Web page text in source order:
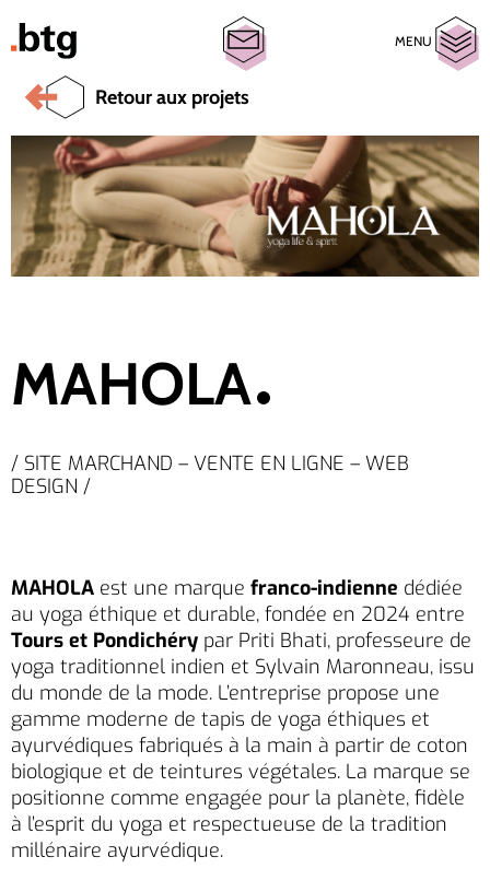
MENU
Retour aux projets
MAHOLA
/ SITE MARCHAND – VENTE EN LIGNE – WEB
DESIGN /
MAHOLA est une marque franco-indienne dédiée
au yoga éthique et durable, fondée en 2024 entre
Tours et Pondichéry par Priti Bhati, professeure de
yoga traditionnel indien et Sylvain Maronneau, issu
du monde de la mode. L’entreprise propose une
gamme moderne de tapis de yoga éthiques et
ayurvédiques fabriqués à la main à partir de coton
biologique et de teintures végétales. La marque se
positionne comme engagée pour la planète, fidèle
à l’esprit du yoga et respectueuse de la tradition
millénaire ayurvédique.